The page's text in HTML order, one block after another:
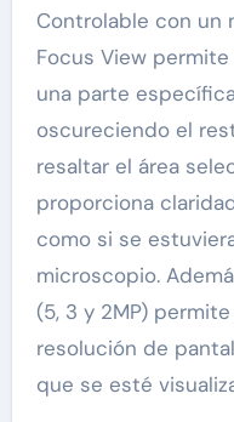
Controlable con un
Focus View
una parte
oscureciendo el
resaltar el área
proporciona
como si se
microscopio.
(5, 3 y 2MP)
resolución de
que se esté